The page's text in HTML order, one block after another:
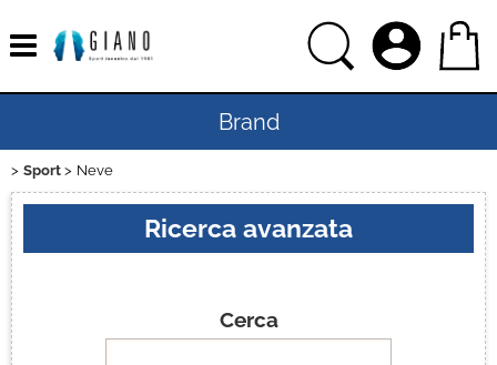
Uomo
Brand
Sport Neve
Ricerca avanzata
Cerca